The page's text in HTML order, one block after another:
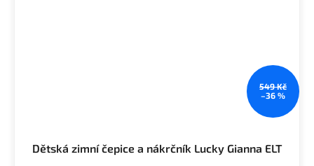
549 Kč
–36 %
Dětská zimní čepice a nákrčník Lucky Gianna ELT